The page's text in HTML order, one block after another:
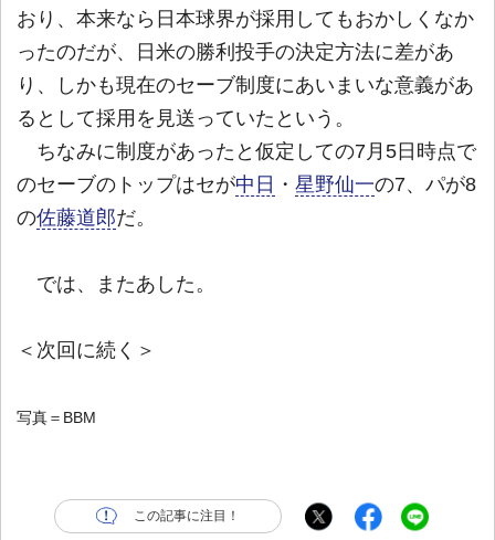
おり、本来なら日本球界が採用してもおかしくなか
ったのだが、日米の勝利投手の決定方法に差があ
り、しかも現在のセーブ制度にあいまいな意義があ
るとして採用を見送っていたという。
ちなみに制度があったと仮定しての7月5日時点で
のセーブのトップはセが中日 ・ 星野仙一の7、パが8
の佐藤道郎だ。
では、またあした。
＜次回に続く＞
写真＝BBM
この記事に注目！